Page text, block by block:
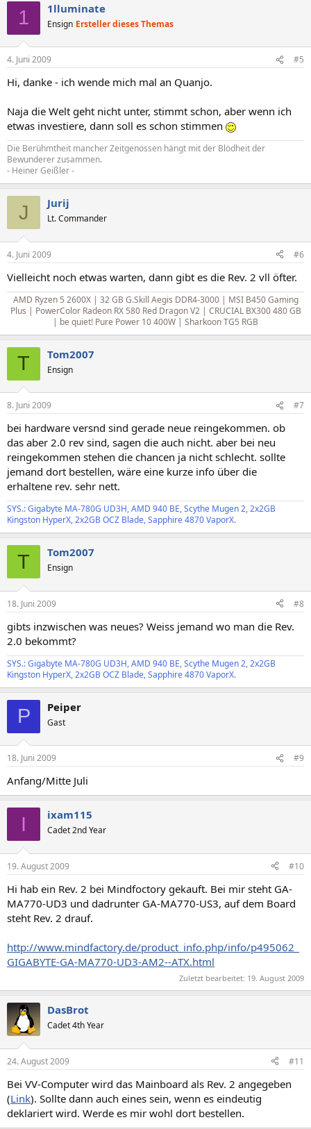
1 1lluminate
Ensign Ersteller dieses Themas
4. Juni 2009 #5
Hi, danke - ich wende mich mal an Quanjo.
Naja die Welt geht nicht unter, stimmt schon, aber wenn ich
etwas investiere, dann soll es schon stimmen
Die Berühmtheit mancher Zeitgenossen hängt mit der Blödheit der
Bewunderer zusammen.
- Heiner Geißler -
J Jurij
Lt. Commander
4. Juni 2009 #6
Vielleicht noch etwas warten, dann gibt es die Rev. 2 vll öfter.
AMD Ryzen 5 2600X | 32 GB G.Skill Aegis DDR4-3000 | MSI B450 Gaming
Plus | PowerColor Radeon RX 580 Red Dragon V2 | CRUCIAL BX300 480 GB
| be quiet! Pure Power 10 400W | Sharkoon TG5 RGB
T Tom2007
Ensign
8. Juni 2009 #7
bei hardware versnd sind gerade neue reingekommen. ob
das aber 2.0 rev sind, sagen die auch nicht. aber bei neu
reingekommen stehen die chancen ja nicht schlecht. sollte
jemand dort bestellen, wäre eine kurze info über die
erhaltene rev. sehr nett.
SYS.: Gigabyte MA-780G UD3H, AMD 940 BE, Scythe Mugen 2, 2x2GB
Kingston HyperX, 2x2GB OCZ Blade, Sapphire 4870 VaporX.
T Tom2007
Ensign
18. Juni 2009 #8
gibts inzwischen was neues? Weiss jemand wo man die Rev.
2.0 bekommt?
SYS.: Gigabyte MA-780G UD3H, AMD 940 BE, Scythe Mugen 2, 2x2GB
Kingston HyperX, 2x2GB OCZ Blade, Sapphire 4870 VaporX.
P Peiper
Gast
18. Juni 2009 #9
Anfang/Mitte Juli
I ixam115
Cadet 2nd Year
19. August 2009 #10
Hi hab ein Rev. 2 bei Mindfoctory gekauft. Bei mir steht GA-
MA770-UD3 und dadrunter GA-MA770-US3, auf dem Board
steht Rev. 2 drauf.
http://www.mindfactory.de/product_info.php/info/p495062_
GIGABYTE-GA-MA770-UD3-AM2--ATX.html
Zuletzt bearbeitet: 19. August 2009
DasBrot
Cadet 4th Year
24. August 2009 #11
Bei VV-Computer wird das Mainboard als Rev. 2 angegeben
(Link). Sollte dann auch eines sein, wenn es eindeutig
deklariert wird. Werde es mir wohl dort bestellen.